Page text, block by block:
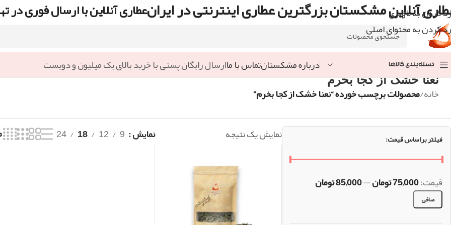
رد کردن به ناوبری
رد کردن به محتوای اصلی
آنلاین مشکستان بزرگترین عطاری اینترنتی در ایرانعطاری آنلاین با ارسال فوری در
دسته‌بندی کالاها درباره مشکستانتماس با ماارسال رایگان پستی با خرید بالای یک میلیون و دویست
نعنا خشک از کجا بخرم
خانه/محصولات برچسب خورده “نعنا خشک از کجا بخرم”
فیلتر براساس قیمت:
صافی
قيمت:75,000 تومان —85,000 تومان
نمایش یک نتیجه نمایش 9
12
18
24